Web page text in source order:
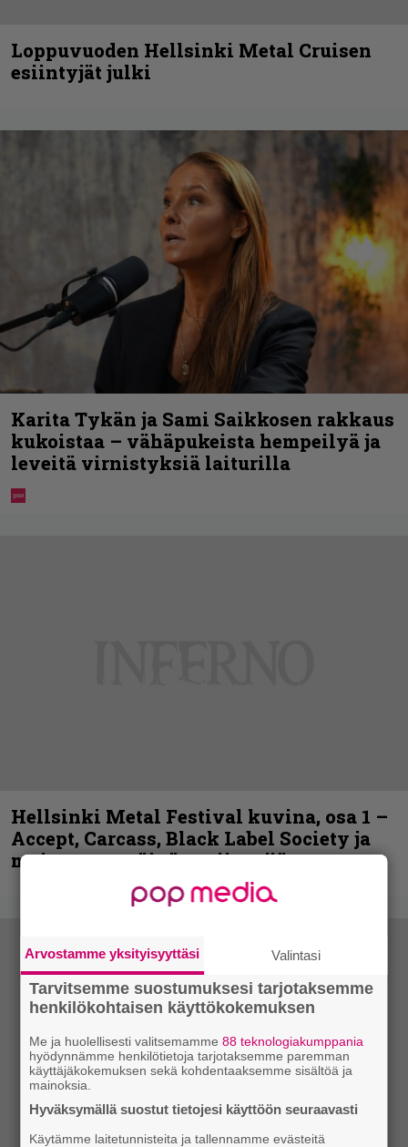
Loppuvuoden Hellsinki Metal Cruisen
esiintyjät julki
Karita Tykän ja Sami Saikkosen rakkaus
kukoistaa – vähäpukeista hempeilyä ja
leveitä virnistyksiä laiturilla
Hellsinki Metal Festival kuvina, osa 1 –
Accept, Carcass, Black Label Society ja
muita avauspäivän esiintyjiä
Arvostamme yksityisyyttäsi Valintasi
Tarvitsemme suostumuksesi tarjotaksemme
henkilökohtaisen käyttökokemuksen
Me ja huolellisesti valitsemamme88 teknologiakumppania
hyödynnämme henkilötietoja tarjotaksemme paremman
käyttäjäkokemuksen sekä kohdentaaksemme sisältöä ja
mainoksia.
Hyväksymällä suostut tietojesi käyttöön seuraavasti
Käytämme laitetunnisteita ja tallennamme evästeitä